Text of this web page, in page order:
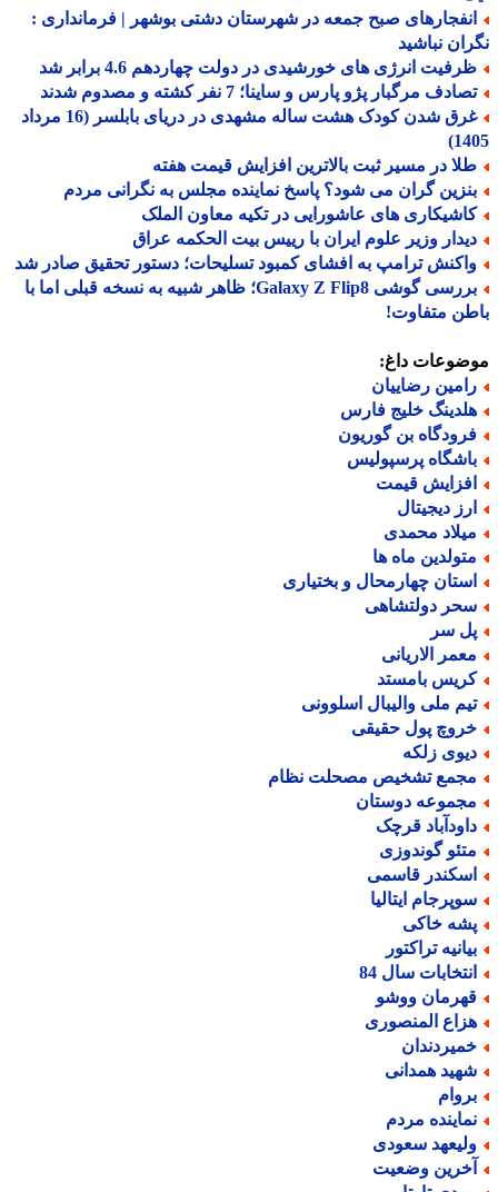
صبح جمعه در شهرستان دشتی بوشهر | فرمانداری :
نباشید
انرژی های خورشیدی در دولت چهاردهم 4.6 برابر شد
مرگبار پژو پارس و ساینا؛ 7 نفر کشته و مصدوم شدند
غرق شدن کودک هشت ساله مشهدی در دریای بابلسر (16 مرداد
در مسیر ثبت بالاترین افزایش قیمت هفته
گران می شود؟ پاسخ نماینده مجلس به نگرانی مردم
های عاشورایی در تکیه معاون الملک
وزیر علوم ایران با رییس بیت الحکمه عراق
ترامپ به افشای کمبود تسلیحات؛ دستور تحقیق صادر شد
بررسی گوشی Galaxy Z Flip8؛ ظاهر شبیه به نسخه قبلی اما با
متفاوت!
داغ:
رضاییان
خلیج فارس
بن گوریون
پرسپولیس
قیمت
دیجیتال
محمدی
ماه ها
چهارمحال و بختیاری
دولتشاهی
سر
الاریانی
بامستد
ملی والیبال اسلوونی
پول حقیقی
زلکه
تشخیص مصحلت نظام
دوستان
قرچک
گوندوزی
قاسمی
ایتالیا
خاکی
تراکتور
سال 84
ووشو
المنصوری
همدانی
مردم
سعودی
وضعیت